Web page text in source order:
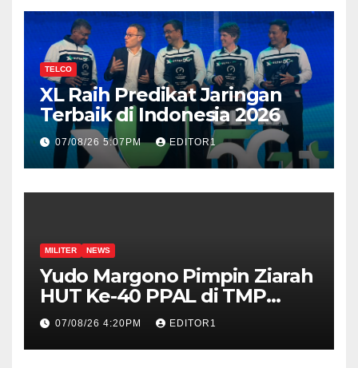
TELCO
XL Raih Predikat Jaringan
Terbaik di Indonesia 2026
07/08/26 5:07PM EDITOR1
MILITER NEWS
Yudo Margono Pimpin Ziarah
HUT Ke-40 PPAL di TMP
Kalibata
07/08/26 4:20PM EDITOR1